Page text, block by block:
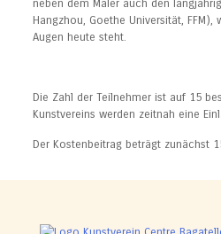
neben dem Maler auch den
Hangzhou, Goethe Universität, FFM),
Augen heute steht.
Die Zahl der Teilnehmer ist auf 15
Kunstvereins werden zeitnah eine
Der Kostenbeitrag beträgt zunächst